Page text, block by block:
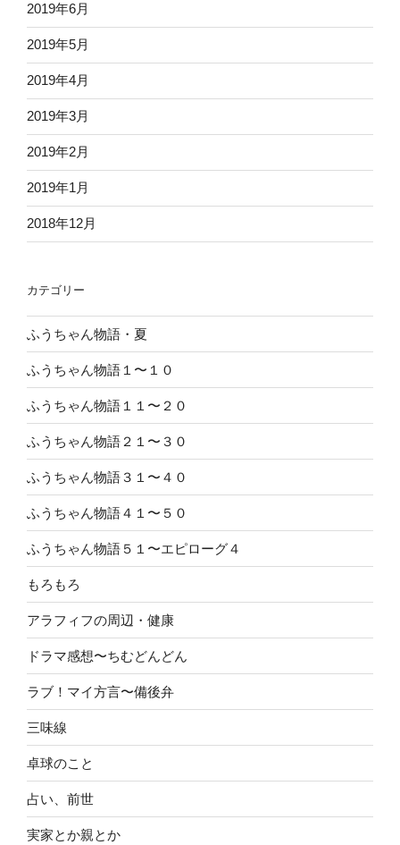
2019年6月
2019年5月
2019年4月
2019年3月
2019年2月
2019年1月
2018年12月
カテゴリー
ふうちゃん物語・夏
ふうちゃん物語１〜１０
ふうちゃん物語１１〜２０
ふうちゃん物語２１〜３０
ふうちゃん物語３１〜４０
ふうちゃん物語４１〜５０
ふうちゃん物語５１〜エピローグ４
もろもろ
アラフィフの周辺・健康
ドラマ感想〜ちむどんどん
ラブ！マイ方言〜備後弁
三味線
卓球のこと
占い、前世
実家とか親とか